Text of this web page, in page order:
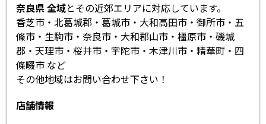
奈良県 全域とその近郊エリアに対応しています。
香芝市・北葛城郡・葛城市・大和高田市・御所市・五
條市・生駒市・奈良市・大和郡山市・橿原市・磯城
郡・天理市・桜井市・宇陀市・木津川市・精華町・四
條畷市 など
その他地域はお問い合わせ下さい！
店舗情報